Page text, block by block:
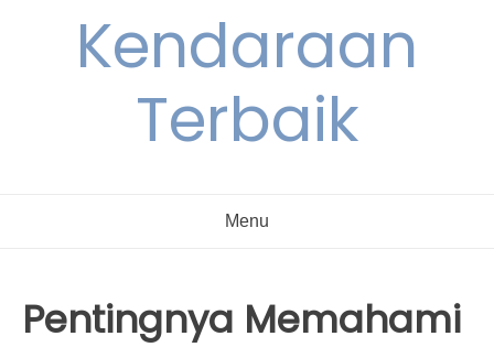
Kendaraan
Terbaik
Menu
Pentingnya Memahami